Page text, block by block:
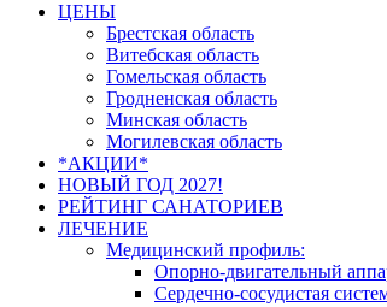
ЦЕНЫ
Брестская область
Витебская область
Гомельская область
Гродненская область
Минская область
Могилевская область
*АКЦИИ*
НОВЫЙ ГОД 2027!
РЕЙТИНГ САНАТОРИЕВ
ЛЕЧЕНИЕ
Медицинский профиль:
Опорно-двигательный
Сердечно-сосудистая